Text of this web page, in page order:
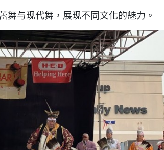
舞与现代舞，展现不同文化的魅力。